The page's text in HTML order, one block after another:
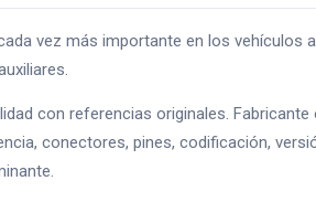
vez más importante en los
con referencias originales. Fabricante
conectores, pines, codificación,